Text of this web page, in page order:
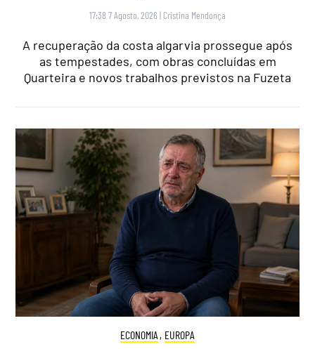
17:38 7 Agosto, 2026 | Cristina Mendonça
A recuperação da costa algarvia prossegue após
as tempestades, com obras concluídas em
Quarteira e novos trabalhos previstos na Fuzeta
ECONOMIA , EUROPA